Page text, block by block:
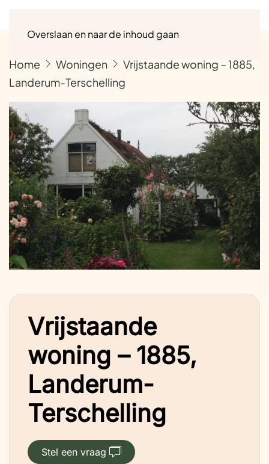
Overslaan en naar de inhoud gaan
Home Woningen
Vrijstaande woning – 1885,
Landerum-Terschelling
Vrijstaande
woning – 1885,
Landerum-
Terschelling
Stel een vraag